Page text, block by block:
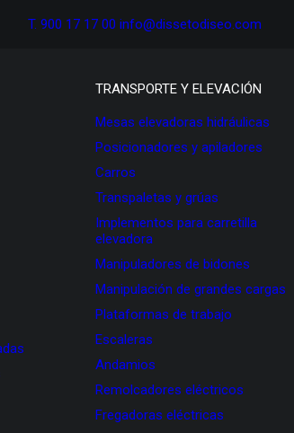
T. 900 17 17 00 info@dissetodiseo.com
TRANSPORTE Y ELEVACIÓN
Mesas elevadoras hidráulicas
Posicionadores y apiladores
Carros
Transpaletas y grúas
Implementos para carretilla
elevadora
Manipuladores de bidones
Manipulación de grandes cargas
Plataformas de trabajo
Escaleras
Andamios
Remolcadores eléctricos
Fregadoras eléctricas